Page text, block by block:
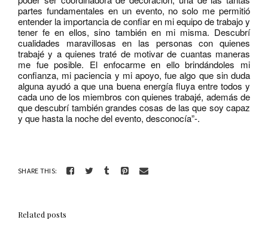
partes fundamentales en un evento, no solo me permitió
entender la importancia de confiar en mi equipo de trabajo y
tener fe en ellos, sino también en mi misma. Descubrí
cualidades maravillosas en las personas con quienes
trabajé y a quienes traté de motivar de cuantas maneras
me fue posible. El enfocarme en ello brindándoles mi
confianza, mi paciencia y mi apoyo, fue algo que sin duda
alguna ayudó a que una buena energía fluya entre todos y
cada uno de los miembros con quienes trabajé, además de
que descubrí también grandes cosas de las que soy capaz
y que hasta la noche del evento, desconocía”-.
SHARE THIS:
Related posts